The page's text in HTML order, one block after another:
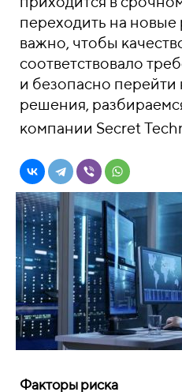
переходить на
важно, чтобы
соответствовало
и безопасно перейти
решения,
компании Secret
Факторы риска